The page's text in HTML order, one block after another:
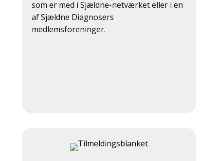
som er med i Sjældne-netværket eller i en
af Sjældne Diagnosers
medlemsforeninger.